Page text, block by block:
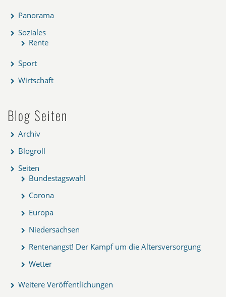
Panorama
Soziales
Rente
Sport
Wirtschaft
Blog Seiten
Archiv
Blogroll
Seiten
Bundestagswahl
Corona
Europa
Niedersachsen
Rentenangst! Der Kampf um die Altersversorgung
Wetter
Weitere Veröffentlichungen